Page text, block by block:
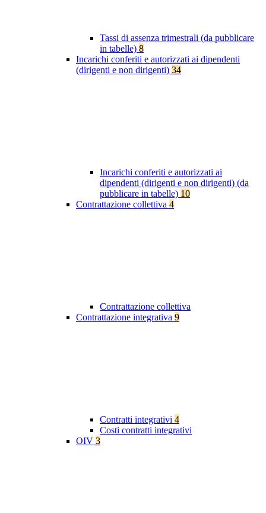
Tassi di assenza trimestrali (da pubblicare
in tabelle) 8
Incarichi conferiti e autorizzati ai dipendenti
(dirigenti e non dirigenti) 34
Incarichi conferiti e autorizzati ai
dipendenti (dirigenti e non dirigenti) (da
pubblicare in tabelle) 10
Contrattazione collettiva 4
Contrattazione collettiva
Contrattazione integrativa 9
Contratti integrativi 4
Costi contratti integrativi
OIV 3